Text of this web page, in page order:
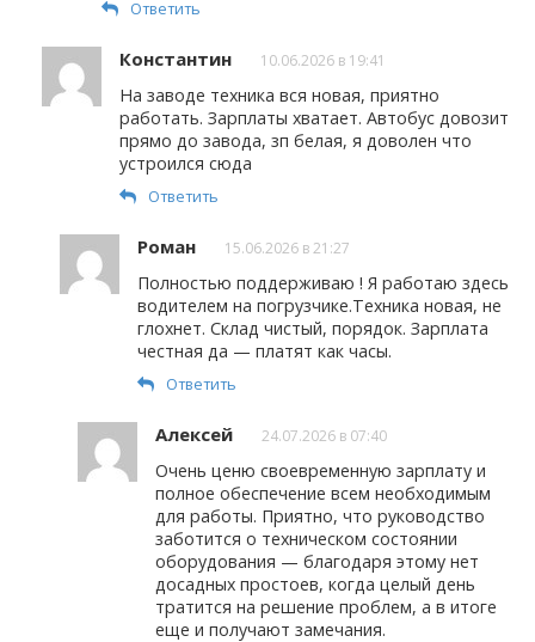
Ответить
Константин 10.06.2026 в 19:41
На заводе техника вся новая, приятно
работать. Зарплаты хватает. Автобус довозит
прямо до завода, зп белая, я доволен что
устроился сюда
Ответить
Роман 15.06.2026 в 21:27
Полностью поддерживаю ! Я работаю здесь
водителем на погрузчике.Техника новая, не
глохнет. Склад чистый, порядок. Зарплата
честная да — платят как часы.
Ответить
Алексей 24.07.2026 в 07:40
Очень ценю своевременную зарплату и
полное обеспечение всем необходимым
для работы. Приятно, что руководство
заботится о техническом состоянии
оборудования — благодаря этому нет
досадных простоев, когда целый день
тратится на решение проблем, а в итоге
еще и получают замечания.